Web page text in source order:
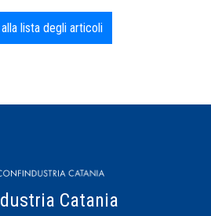
lista degli articoli
Catania